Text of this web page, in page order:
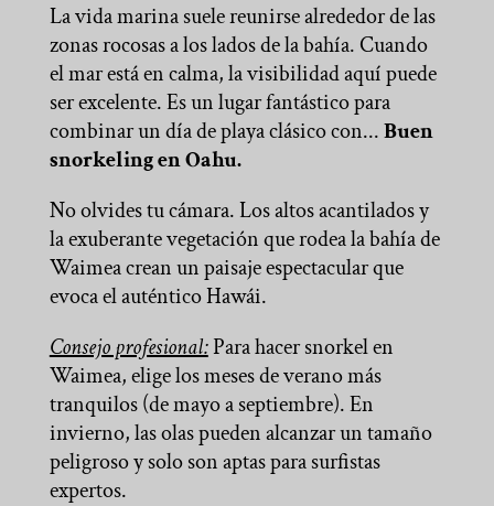
La vida marina suele reunirse alrededor de las
zonas rocosas a los lados de la bahía. Cuando
el mar está en calma, la visibilidad aquí puede
ser excelente. Es un lugar fantástico para
combinar un día de playa clásico con...Buen
snorkeling en Oahu.
No olvides tu cámara. Los altos acantilados y
la exuberante vegetación que rodea la bahía de
Waimea crean un paisaje espectacular que
evoca el auténtico Hawái.
Consejo profesional:Para hacer snorkel en
Waimea, elige los meses de verano más
tranquilos (de mayo a septiembre). En
invierno, las olas pueden alcanzar un tamaño
peligroso y solo son aptas para surfistas
expertos.